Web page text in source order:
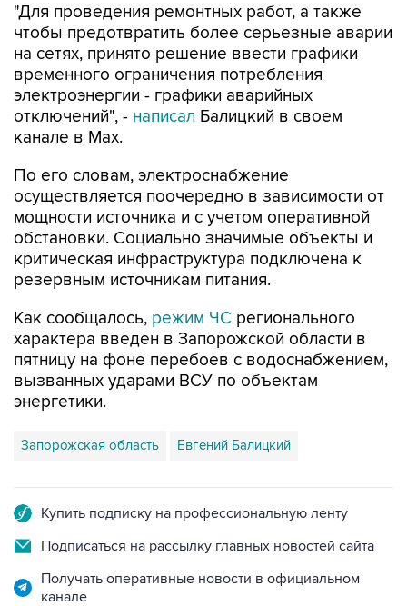
"Для проведения ремонтных работ, а также
чтобы предотвратить более серьезные аварии
на сетях, принято решение ввести графики
временного ограничения потребления
электроэнергии - графики аварийных
отключений", - написал Балицкий в своем
канале в Max.
По его словам, электроснабжение
осуществляется поочередно в зависимости от
мощности источника и с учетом оперативной
обстановки. Социально значимые объекты и
критическая инфраструктура подключена к
резервным источникам питания.
Как сообщалось, режим ЧС регионального
характера введен в Запорожской области в
пятницу на фоне перебоев с водоснабжением,
вызванных ударами ВСУ по объектам
энергетики.
Запорожская область Евгений Балицкий
Купить подписку на профессиональную ленту
Подписаться на рассылку главных новостей сайта
Получать оперативные новости в официальном
канале